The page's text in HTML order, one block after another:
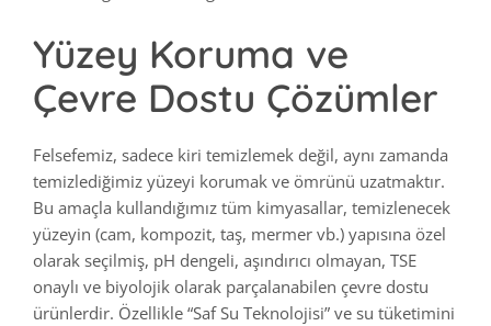
Yüzey Koruma ve
Çevre Dostu Çözümler
Felsefemiz, sadece kiri temizlemek değil, aynı zamanda
temizlediğimiz yüzeyi korumak ve ömrünü uzatmaktır.
Bu amaçla kullandığımız tüm kimyasallar, temizlenecek
yüzeyin (cam, kompozit, taş, mermer vb.) yapısına özel
olarak seçilmiş, pH dengeli, aşındırıcı olmayan, TSE
onaylı ve biyolojik olarak parçalanabilen çevre dostu
ürünlerdir. Özellikle “Saf Su Teknolojisi” ve su tüketimini